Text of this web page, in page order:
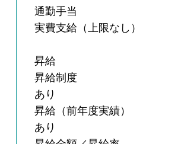
通勤手当
実費支給（上限なし）
昇給
昇給制度
あり
昇給（前年度実績）
あり